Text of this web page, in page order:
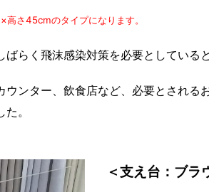
さ45cmのタイプになります。
らく飛沫感染対策を必要としている
ンター、飲食店など、必要とされ
。
＜支え台：ブラ